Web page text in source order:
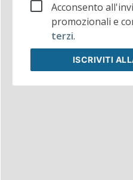
Acconsento
promozionali e
terzi.
ISCRIVITI